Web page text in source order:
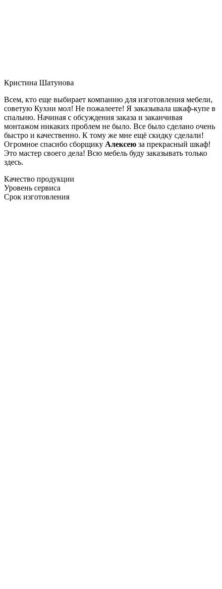
Кристина Шатунова
Всем, кто еще выбирает компанию для изготовления мебели,
советую Кухни мол! Не пожалеете! Я заказывала шкаф-купе в
спальню. Начиная с обсуждения заказа и заканчивая
монтажом никаких проблем не было. Все было сделано очень
быстро и качественно. К тому же мне ещё скидку сделали!
Огромное спасибо сборщику Алексею за прекрасный шкаф!
Это мастер своего дела! Всю мебель буду заказывать только
здесь.
Качество продукции
Уровень сервиса
Срок изготовления